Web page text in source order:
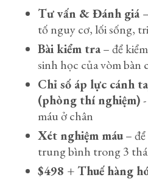
Tư vấn & Đánh giá
tố nguy cơ, lối sống,
Bài kiểm tra– để
sinh học của vòm bàn
Chỉ số áp lực cánh
(phòng thí nghiệm)
máu ở chân
Xét nghiệm máu– để
trung bình trong 3
$498 + Thuế hàng